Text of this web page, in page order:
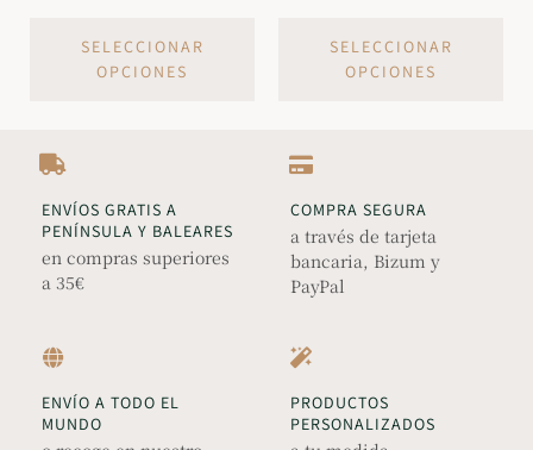
SELECCIONAR
OPCIONES
SELECCIONAR
OPCIONES
ENVÍOS GRATIS A
PENÍNSULA Y BALEARES
en compras superiores
a 35€
COMPRA SEGURA
a través de tarjeta
bancaria, Bizum y
PayPal
ENVÍO A TODO EL
MUNDO
PRODUCTOS
PERSONALIZADOS